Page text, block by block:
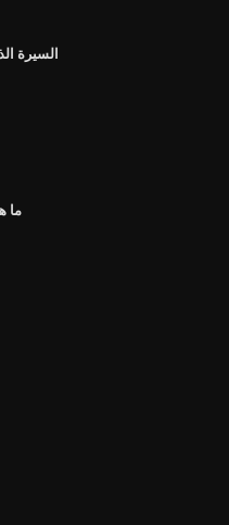
السيرة
ما